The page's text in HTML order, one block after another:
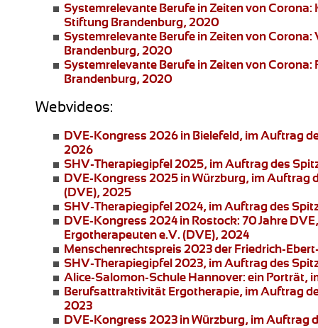
Systemrelevante Berufe in Zeiten von
Stiftung Brandenburg, 2020
Systemrelevante Berufe in Zeiten von
Brandenburg, 2020
Systemrelevante Berufe in Zeiten von Corona:
Brandenburg, 2020
Webvideos:
DVE-Kongress 2026 in Bielefeld, im Auftrag
2026
SHV-Therapiegipfel 2025, im Auftrag des
DVE-Kongress 2025 in Würzburg, im Auftrag
(DVE), 2025
SHV-Therapiegipfel 2024, im Auftrag des
DVE-Kongress 2024 in Rostock: 70 Jahre
Ergotherapeuten e.V. (DVE), 2024
Menschenrechtspreis 2023der Friedrich-
SHV-Therapiegipfel 2023, im Auftrag des
Alice-Salomon-Schule Hannover: ein Porträt,
Berufsattraktivität Ergotherapie, im Auftrag
2023
DVE-Kongress 2023 in Würzburg, im Auftrag